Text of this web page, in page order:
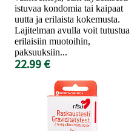
istuvaa kondomia tai kaipaat
uutta ja erilaista kokemusta.
Lajitelman avulla voit tutustua
erilaisiin muotoihin,
paksuuksiin...
22.99 €